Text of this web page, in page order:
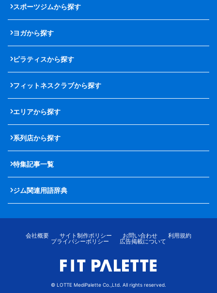
スポーツジムから探す
ヨガから探す
ピラティスから探す
フィットネスクラブから探す
エリアから探す
系列店から探す
特集記事一覧
ジム関連用語辞典
会社概要 サイト制作ポリシー お問い合わせ
利用規約
プライバシーポリシー
広告掲載について
© LOTTE MediPalette Co.,Ltd. All rights reserved.